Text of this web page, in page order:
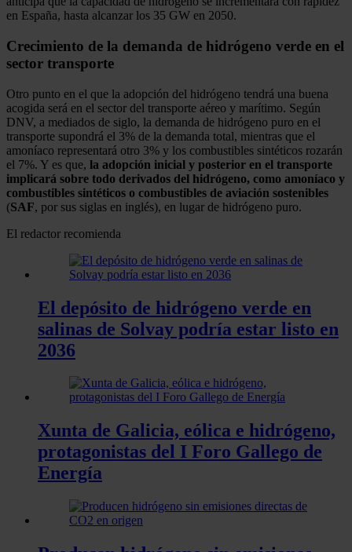
en España, hasta alcanzar los 35 GW en 2050.
Crecimiento de la demanda de hidrógeno verde en el
sector transporte
Otro punto en el que la adopción del hidrógeno tendrá una buena
acogida será en el sector del transporte aéreo y marítimo. Según
DNV, a mediados de siglo, la demanda de hidrógeno puro en el
transporte supondrá el 3% de la demanda total, mientras que el
amoníaco representará otro 3% y los combustibles sintéticos rozarán
el 7%. Y es que, la adopción inicial y posterior en el transporte
implicará sobre todo derivados del hidrógeno, como amoníaco y
combustibles sintéticos o combustibles de aviación sostenibles
(SAF, por sus siglas en inglés), en lugar de hidrógeno puro.
El redactor recomienda
El depósito de hidrógeno verde en
salinas de Solvay podría estar listo en
2036
Xunta de Galicia, eólica e hidrógeno,
protagonistas del I Foro Gallego de
Energía